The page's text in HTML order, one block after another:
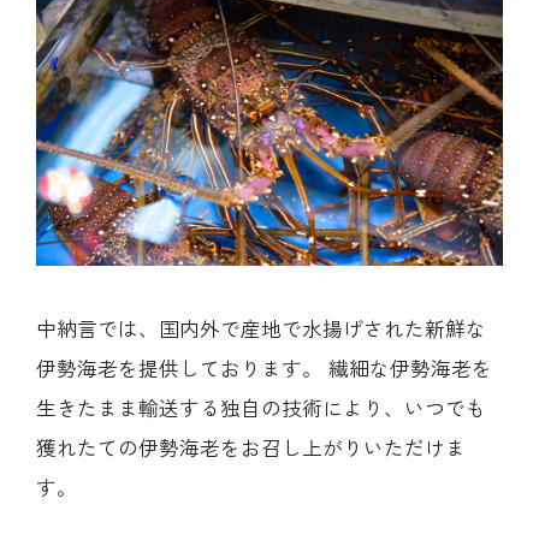
中納言では、国内外で産地で水揚げされた新鮮な
伊勢海老を提供しております。 繊細な伊勢海老を
生きたまま輸送する独自の技術により、いつでも
獲れたての伊勢海老をお召し上がりいただけま
す。